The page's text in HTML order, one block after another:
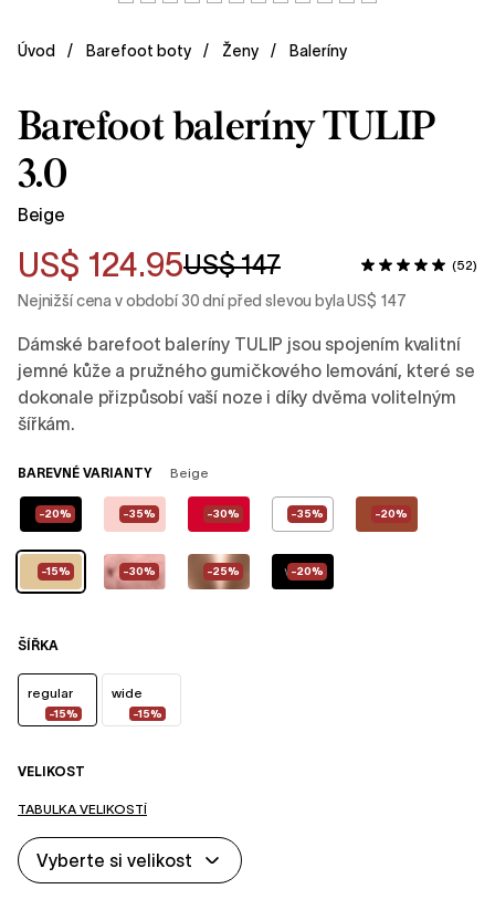
Úvod Barefoot boty Ženy Baleríny
Barefoot baleríny TULIP
3.0
Beige
US$ 124.95US$ 147 (52)
Nejnižší cena v období 30 dní před slevou byla US$ 147
Dámské barefoot baleríny TULIP jsou spojením kvalitní
jemné kůže a pružného gumičkového lemování, které se
dokonale přizpůsobí vaší noze i díky dvěma volitelným
šířkám.
BAREVNÉ VARIANTY Beige
-20% -35% -30% -35% -20%
-15% -30% -25% -20%
ŠÍŘKA
regular
-15%
wide
-15%
VELIKOST
TABULKA VELIKOSTÍ
Vyberte si velikost